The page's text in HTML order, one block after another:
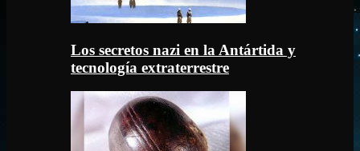
Los secretos nazi en la Antártida y
tecnología extraterrestre